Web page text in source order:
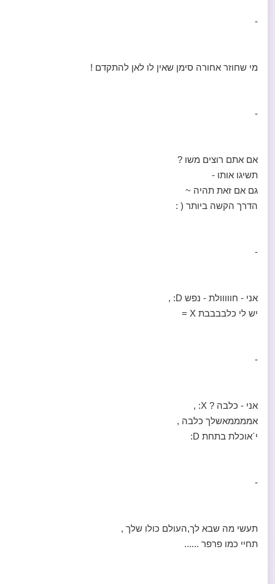
-
מי שחוזר אחורה סימן שאין לו לאן להתקדם !
-
אם אתם רוצים משו ?
תשיגו אותו -
גם אם זאת תהיה ~
הדרך הקשה ביותר ( :
-
אני - חווווולת - נפש D: ,
יש לי כלבבבבת X =
-
אני - כלבה ? X: ,
אממממאשלך כלבה ,
י´אוכלת בתחת D:
-
תעשי מה שבא לך,העולם כולו שלך ,
תחיי כמו פרפר ......